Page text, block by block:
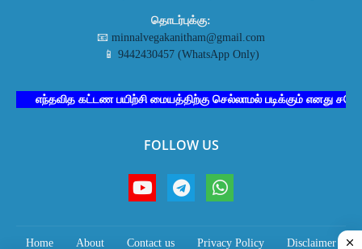
தொடர்புக்கு:
📧 minnalvegakanitham@gmail.com
📱 9442430457 (WhatsApp Only)
எந்தவித கட்டண பயிற்சி மையத்திற்கு செல்லாமல் படிக்கும் எனது சகோதர
FOLLOW US
Home About Contact us Privacy Policy Disclaimer